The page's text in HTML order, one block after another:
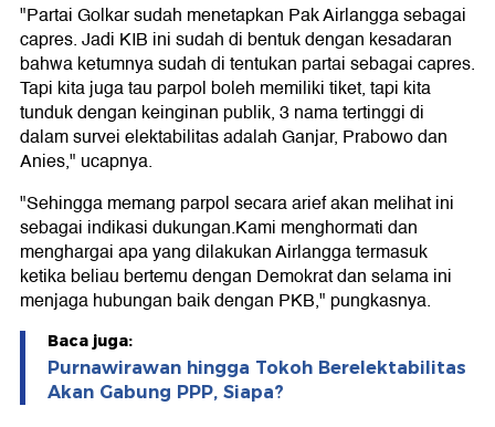
"Partai Golkar sudah menetapkan Pak Airlangga sebagai
capres. Jadi KIB ini sudah di bentuk dengan kesadaran
bahwa ketumnya sudah di tentukan partai sebagai capres.
Tapi kita juga tau parpol boleh memiliki tiket, tapi kita
tunduk dengan keinginan publik, 3 nama tertinggi di
dalam survei elektabilitas adalah Ganjar, Prabowo dan
Anies," ucapnya.
"Sehingga memang parpol secara arief akan melihat ini
sebagai indikasi dukungan.Kami menghormati dan
menghargai apa yang dilakukan Airlangga termasuk
ketika beliau bertemu dengan Demokrat dan selama ini
menjaga hubungan baik dengan PKB," pungkasnya.
Baca juga:
Purnawirawan hingga Tokoh Berelektabilitas
Akan Gabung PPP, Siapa?